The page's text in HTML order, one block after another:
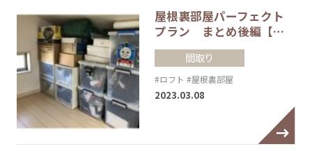
屋根裏部屋パーフェクト
プラン まとめ後編【…
間取り
#ロフト #屋根裏部屋
2023.03.08